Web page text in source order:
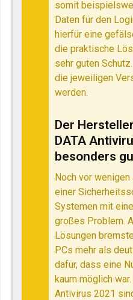
somit
Daten für den
hierfür eine
die praktische
sehr guten
die jeweiligen
werden.
Der
DATA
besonders
Noch vor
einer
Systemen mit
großes Problem.
Lösungen
PCs mehr als
dafür, dass eine
kaum möglich
Antivirus 2021